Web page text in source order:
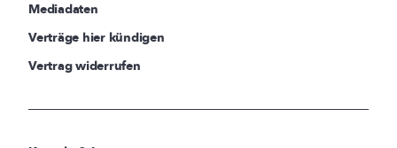
Mediadaten
Verträge hier kündigen
Vertrag widerrufen